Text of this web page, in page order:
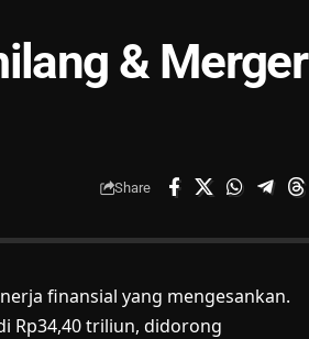
& Merger
Share
finansial yang mengesankan.
Rp34,40 triliun, didorong